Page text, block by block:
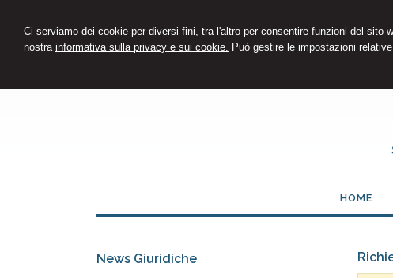
Ci serviamo dei cookie per diversi fini, tra l'altro per consentire funzioni del sito
nostra informativa sulla privacy e sui cookie. Può gestire le impostazioni
HOME
News Giuridiche